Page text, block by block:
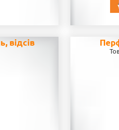
відсів